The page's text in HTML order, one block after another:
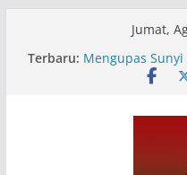
Jumat,
Terbaru: Pameran
Kota Blitar :
Mengupas
Menjaga
Kunjungan
(BHS) Anggota